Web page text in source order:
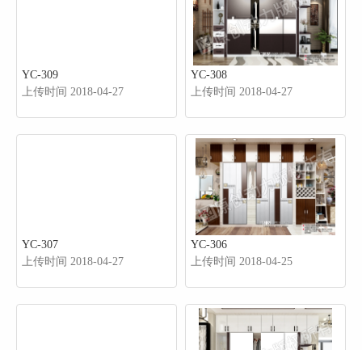
YC-309
上传时间 2018-04-27
YC-308
上传时间 2018-04-27
YC-307
上传时间 2018-04-27
YC-306
上传时间 2018-04-25